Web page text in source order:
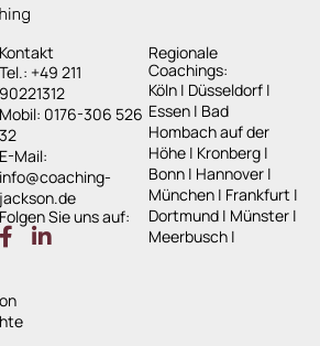
Kontakt
Tel.: +49 211
90221312
Mobil: 0176-306 526
32
E-Mail:
info@coaching-
jackson.de
Folgen Sie uns auf:
Regionale
Coachings:
Köln | Düsseldorf |
Essen | Bad
Hombach auf der
Höhe | Kronberg |
Bonn | Hannover |
München | Frankfurt |
Dortmund | Münster |
Meerbusch |